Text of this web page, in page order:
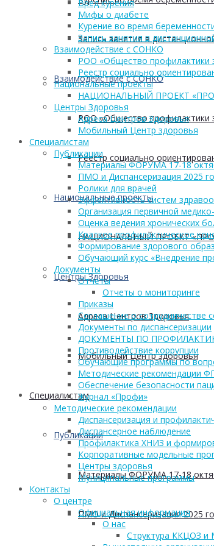
Запись занятия в
Взаимодействие с СОНКО
РОО «Общество профилактики
Реестр социально
Национальные проекты
НАЦИОНАЛЬНЫЙ ПРОЕКТ
Центры Здоровья
Адреса Центров Здоровья
Мобильный Центр здоровья
Cпециалистам
Публикации
Материалы ФОРУМА 17-18
ПМО и Диспансеризация 2025
Вред курения
Мифы о диабете
Курение во время
Запись занятия в
Взаимодействие с СОНКО
РОО «Общество профилактики
Реестр социально
Национальные проекты
НАЦИОНАЛЬНЫЙ ПРОЕКТ
Центры Здоровья
Адреса Центров Здоровья
Мобильный Центр здоровья
Cпециалистам
Публикации
Материалы ФОРУМА 17-18
ПМО и Диспансеризация 2025
Ролики для врачей
Эффективность систем
Организация первичной
Оценка ведения хронических
Краткое профилактическое
Формирование здорового
Обучающий курс «Внедрение
Документы
Отчеты
Отчеты о мониторинге
Приказы
Соглашение о сотрудничестве
Документы по диспансеризации
ДОКУМЕНТЫ ПО
Противодействие коррупции
Обучающие программы по
Методические рекомендации
Обеспечение безопасности
Журнал «Профи»
Методические рекомендации
Диспансеризация и
Диспансерное наблюдение
Профилактика ХНИЗ и
Корпоративные модельные
Центры здоровья
Муниципальные программы
Контакты
О центре
Официальная информация
О нас
Структура ККЦОЗ и